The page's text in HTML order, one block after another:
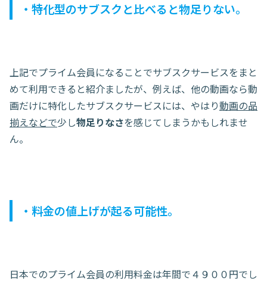
・特化型のサブスクと比べると物足りない。
上記でプライム会員になることでサブスクサービスをまと
めて利用できると紹介ましたが、例えば、他の動画なら動
画だけに特化したサブスクサービスには、やはり動画の品
揃えなどで少し物足りなさを感じてしまうかもしれませ
ん。
・料金の値上げが起る可能性。
日本でのプライム会員の利用料金は年間で４９００円でし